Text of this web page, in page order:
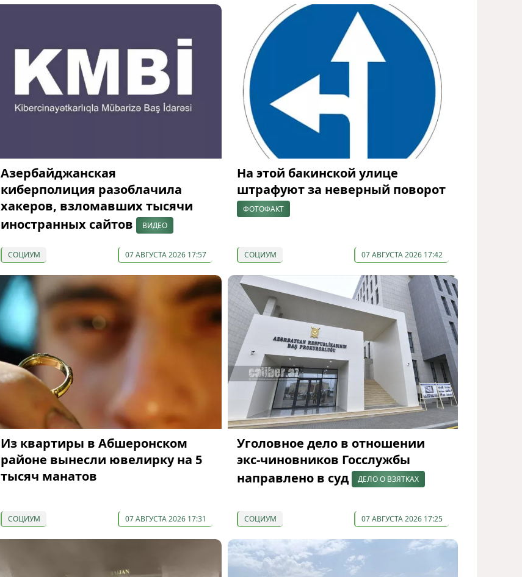
Азербайджанская
киберполиция разоблачила
хакеров, взломавших тысячи
иностранных сайтов
ВИДЕО
СОЦИУМ 07 АВГУСТА 2026 17:57
На этой бакинской улице
штрафуют за неверный поворот
ФОТОФАКТ
СОЦИУМ 07 АВГУСТА 2026 17:42
Из квартиры в Абшеронском
районе вынесли ювелирку на 5
тысяч манатов
СОЦИУМ 07 АВГУСТА 2026 17:31
Уголовное дело в отношении
экс-чиновников Госслужбы
направлено в суд
ДЕЛО О ВЗЯТКАХ
СОЦИУМ 07 АВГУСТА 2026 17:25